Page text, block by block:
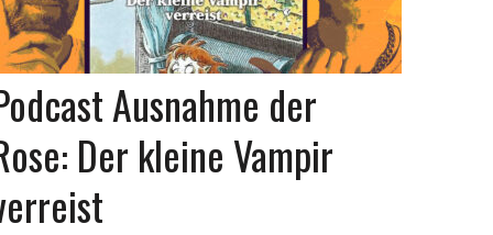
Ausnahme der
Der kleine Vampir